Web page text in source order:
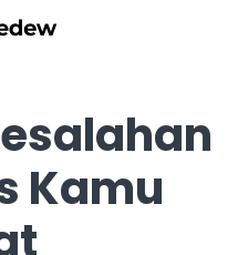
Kamu